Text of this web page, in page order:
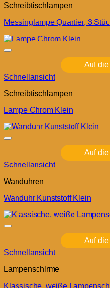
Schreibtischlampen
Messinglampe Quartier, 3
Auf
Schnellansicht
Schreibtischlampen
Lampe Chrom Klein
Auf
Schnellansicht
Wanduhren
Wanduhr Kunststoff Klein
Auf
Schnellansicht
Lampenschirme
Klassische, weiße